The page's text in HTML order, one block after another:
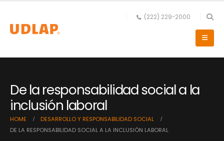
(222) 229-2000
De la responsabilidad social a la
inclusión laboral
HOME
DESARROLLO Y RESPONSABILIDAD SOCIAL
DE LA RESPONSABILIDAD SOCIAL A LA INCLUSIÓN LABORAL